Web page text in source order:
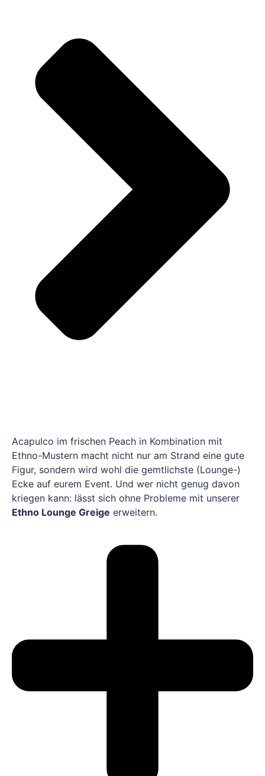
Acapulco im frischen Peach in Kombination mit
Ethno-Mustern macht nicht nur am Strand eine gute
Figur, sondern wird wohl die gemtlichste (Lounge-)
Ecke auf eurem Event. Und wer nicht genug davon
kriegen kann: lässt sich ohne Probleme mit unserer
Ethno Lounge Greige erweitern.